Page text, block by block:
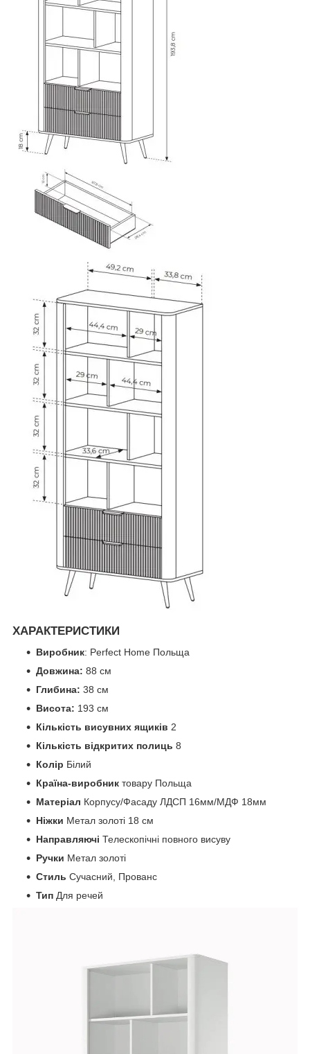
ХАРАКТЕРИСТИКИ
Виробник: Perfect Home Польща
Довжина: 88 см
Глибина: 38 см
Висота: 193 см
Кількість висувних ящиків 2
Кількість відкритих полиць 8
Колір Білий
Країна-виробник товару Польща
Матеріал Корпусу/Фасаду ЛДСП 16мм/МДФ 18мм
Ніжки Метал золоті 18 см
Направляючі Телескопічні повного висуву
Ручки Метал золоті
Стиль Сучасний, Прованс
Тип Для речей